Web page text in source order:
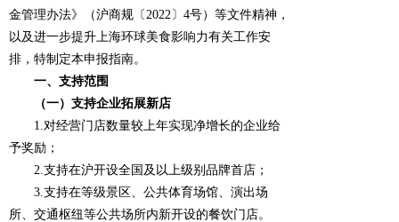
金管理办法》（沪商规〔2022〕4号）等文件精神，
以及进一步提升上海环球美食影响力有关工作安
排，特制定本申报指南。
一、支持范围
（一）支持企业拓展新店
1.对经营门店数量较上年实现净增长的企业给
予奖励；
2.支持在沪开设全国及以上级别品牌首店；
3.支持在等级景区、公共体育场馆、演出场
所、交通枢纽等公共场所内新开设的餐饮门店。